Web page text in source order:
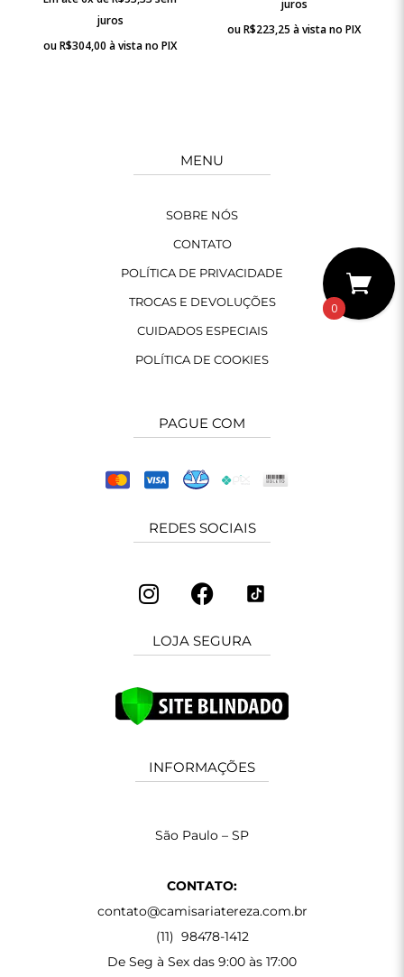
juros
ouR$304,00 à vista no PIX
juros
ouR$223,25 à vista no PIX
MENU
SOBRE NÓS
CONTATO
POLÍTICA DE PRIVACIDADE
TROCAS E DEVOLUÇÕES
CUIDADOS ESPECIAIS
POLÍTICA DE COOKIES
PAGUE COM
REDES SOCIAIS
LOJA SEGURA
INFORMAÇÕES
São Paulo – SP
CONTATO:
contato@camisariatereza.com.br
(11) 98478-1412
De Seg à Sex das 9:00 às 17:00
0